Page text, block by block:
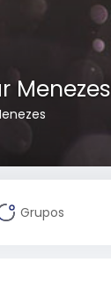
Menezes
Grupos